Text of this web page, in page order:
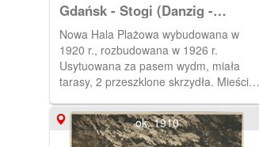
Gdańsk - Stogi (Danzig -
Heubude), Hala Plażowa
(Strandhalle)
Nowa Hala Plażowa wybudowana w
1920 r., rozbudowana w 1926 r.
Usytuowana za pasem wydm, miała
tarasy, 2 przeszklone skrzydła. Mieściła
przyziemiu) z widokiem na morze i
ogród kuracyjny. W 1939 r. własność
ok. 1910